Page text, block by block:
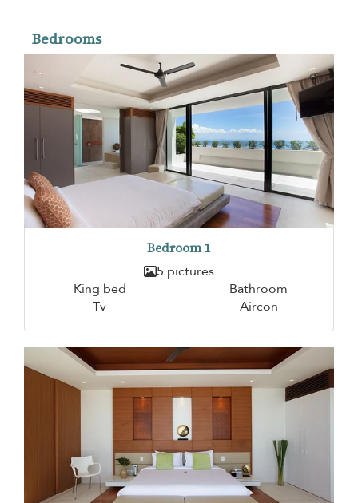
Bedrooms
Bedroom 1
5 pictures
King bed
Bathroom
Tv
Aircon